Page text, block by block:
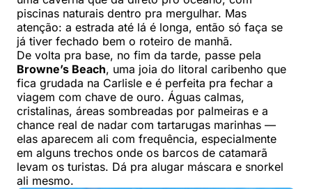
piscinas naturais dentro pra mergulhar. Mas
atenção: a estrada até lá é longa, então só faça se
já tiver fechado bem o roteiro de manhã.
De volta pra base, no fim da tarde, passe pela
Browne’s Beach, uma joia do litoral caribenho que
fica grudada na Carlisle e é perfeita pra fechar a
viagem com chave de ouro. Águas calmas,
cristalinas, áreas sombreadas por palmeiras e a
chance real de nadar com tartarugas marinhas —
elas aparecem ali com frequência, especialmente
em alguns trechos onde os barcos de catamarã
levam os turistas. Dá pra alugar máscara e snorkel
ali mesmo.